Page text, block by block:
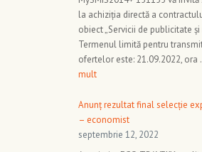
la achiziția directă a
obiect „Servicii de publicitate și
Termenul limită pentru
ofertelor este: 21.09.2022, ora
mult
Anunț rezultat final selecție
– economist
septembrie 12, 2022